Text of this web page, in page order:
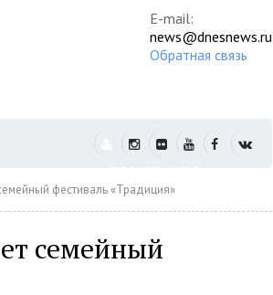
E-mail:
news@dnesnews.ru
Обратная связь
фестиваль «Традиция»
семейный